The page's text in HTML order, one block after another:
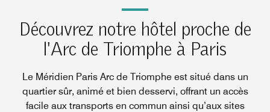
Découvrez notre hôtel proche de
l'Arc de Triomphe à Paris
Le Méridien Paris Arc de Triomphe est situé dans un
quartier sûr, animé et bien desservi, offrant un accès
facile aux transports en commun ainsi qu’aux sites